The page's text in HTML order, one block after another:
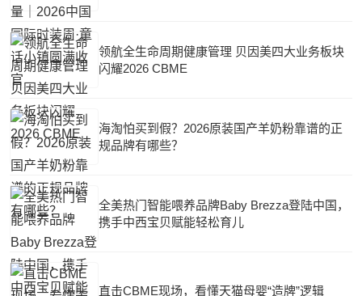
领航全生命周期健康管理 贝因美四大业务板块
闪耀2026 CBME
海淘怕买到假？2026原装国产羊奶粉靠谱的正
规品牌有哪些？
全美热门智能喂养品牌Baby Brezza登陆中国，
携手中西宝贝赋能轻松育儿
直击CBME现场，看懂天猫母婴“造牌”逻辑